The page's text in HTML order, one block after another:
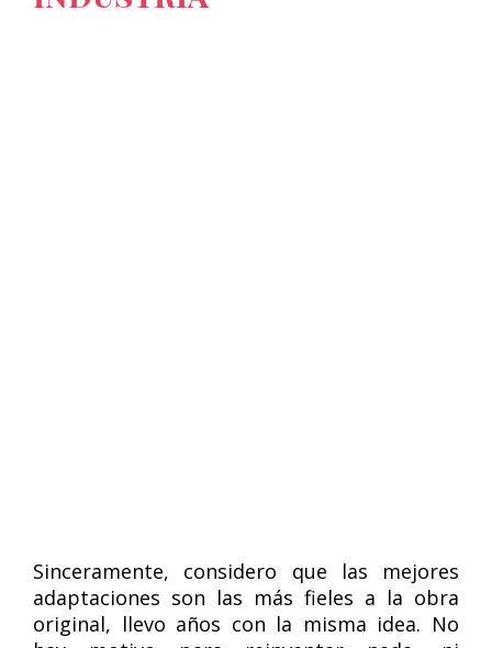
Sinceramente, considero que las mejores
adaptaciones son las más fieles a la obra
original, llevo años con la misma idea. No